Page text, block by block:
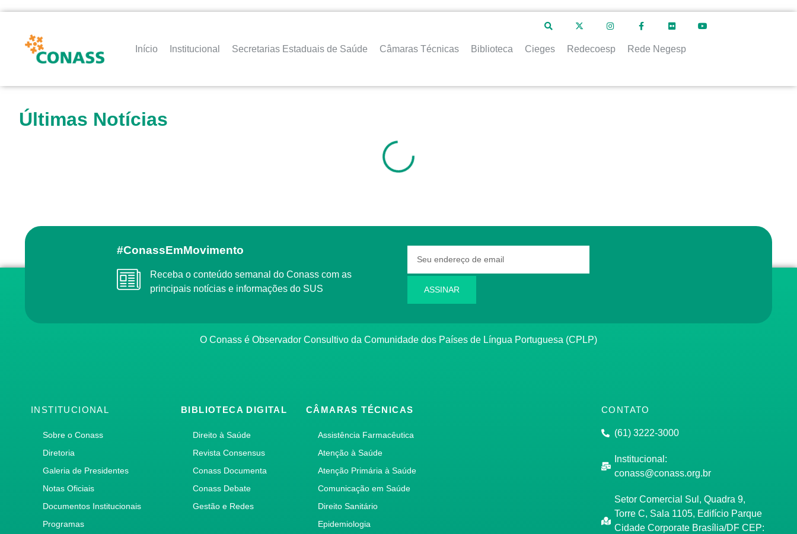
Início Institucional Secretarias Estaduais de Saúde Câmaras Técnicas Biblioteca Cieges Redecoesp Rede Negesp
Últimas Notícias
#ConassEmMovimento
Receba o conteúdo semanal do Conass com as
principais notícias e informações do SUS
ASSINAR
O Conass é Observador Consultivo da Comunidade dos Países de Língua Portuguesa (CPLP)
INSTITUCIONAL
Sobre o Conass
Diretoria
Galeria de Presidentes
Notas Oficiais
Documentos Institucionais
Programas
BIBLIOTECA DIGITAL
Direito à Saúde
Revista Consensus
Conass Documenta
Conass Debate
Gestão e Redes
CÂMARAS TÉCNICAS
Assistência Farmacêutica
Atenção à Saúde
Atenção Primária à Saúde
Comunicação em Saúde
Direito Sanitário
Epidemiologia
CONTATO
(61) 3222-3000
Institucional:
conass@conass.org.br
Setor Comercial Sul, Quadra 9,
Torre C, Sala 1105, Edifício Parque
Cidade Corporate Brasília/DF CEP: